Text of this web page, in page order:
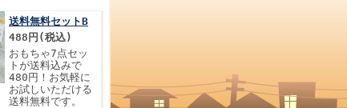
送料無料セットB
488円(税込)
おもちゃ7点セッ
トが送料込みで
480円！お気軽に
お試しいただける
送料無料です。